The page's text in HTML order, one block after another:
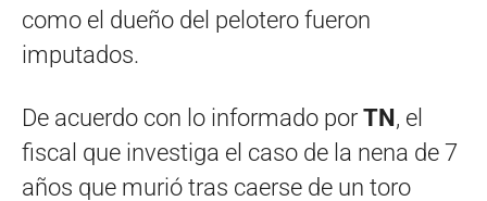
como el dueño del pelotero fueron
imputados.
De acuerdo con lo informado por TN, el
fiscal que investiga el caso de la nena de 7
años que murió tras caerse de un toro